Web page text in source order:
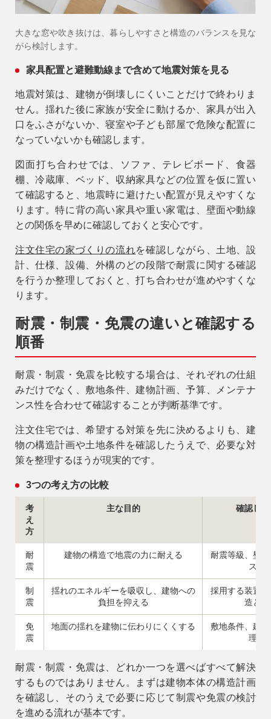
大きな窓や吹き抜けは、暮らしやすさと構造のバランスを見な
がら検討します。
家具配置と避難動線まで含めて地震対策を見る
地震対策は、建物が倒壊しにくいことだけで終わりま
せん。揺れた後に家族が安全に動けるか、家具が出入
口をふさがないか、寝室や子ども部屋で危険な配置に
なっていないかも確認します。
図面打ち合わせでは、ソファ、テレビボード、食器
棚、冷蔵庫、ベッド、収納家具などの位置を仮に置い
て確認すると、地震時に避けたい配置が見えやすくな
ります。特に背の高い家具や重い家電は、壁面や動線
との関係を早めに確認しておくと安心です。
注文住宅の家づくりの流れを確認しながら、土地、設
計、仕様、設備、外構のどの段階で耐震に関する確認
を行うか整理しておくと、打ち合わせが進めやすくな
ります。
耐震・制震・免震の違いと確認する
順番
耐震・制震・免震を比較する場合は、それぞれの仕組
みだけでなく、敷地条件、建物計画、予算、メンテナ
ンス性を合わせて確認することが判断基準です。
注文住宅では、希望する対策を先に決めるよりも、建
物の構造計画や土地条件を確認したうえで、必要な対
策を整理するほうが現実的です。
3つの考え方の比較
考
え
方
主な目的 確認し
耐
震
建物の構造で地震の力に耐える
耐震等級、壁
ス、
制
震
揺れのエネルギーを吸収し、建物への
負担を抑える
採用する装置
造と
免
震
地面の揺れを建物に伝わりにくくする
敷地条件、建
理、
耐震・制震・免震は、どれか一つを選べばすべて解決
するものではありません。まずは建物本体の構造計画
を確認し、そのうえで必要に応じて制震や免震の検討
を進める流れが基本です。
営業時間 9時〜18時
（定休／水曜日）
注文住宅
0120-70-1212
リフォーム
0120-37-7611